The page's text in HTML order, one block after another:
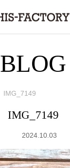
BLOG
IMG_7149
IMG_7149
2024.10.03